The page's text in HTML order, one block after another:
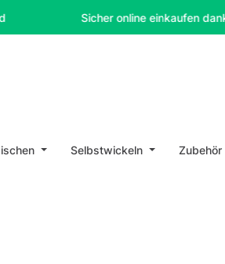
Sicher online einkaufen dank SSL-
Selbstwickeln Zubehör